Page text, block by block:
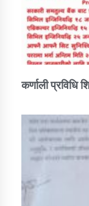
कर्णाली प्रविधि